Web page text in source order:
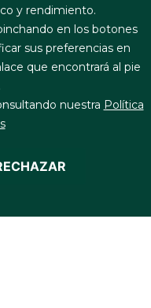
y rendimiento.
en los botones
sus preferencias en
que encontrará al pie
nuestra Política